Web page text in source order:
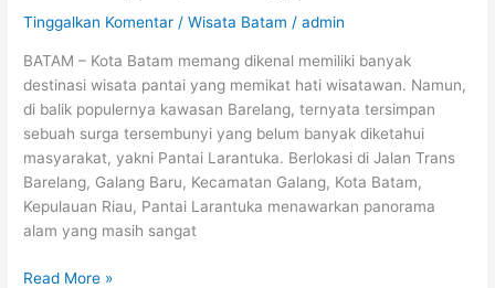
Tinggalkan Komentar /Wisata Batam /admin
BATAM – Kota Batam memang dikenal memiliki banyak
destinasi wisata pantai yang memikat hati wisatawan. Namun,
di balik populernya kawasan Barelang, ternyata tersimpan
sebuah surga tersembunyi yang belum banyak diketahui
masyarakat, yakni Pantai Larantuka. Berlokasi di Jalan Trans
Barelang, Galang Baru, Kecamatan Galang, Kota Batam,
Kepulauan Riau, Pantai Larantuka menawarkan panorama
alam yang masih sangat
Read More »